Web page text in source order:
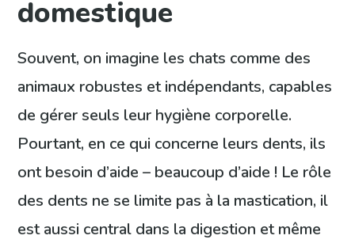
domestique
Souvent, on imagine les chats comme des
animaux robustes et indépendants, capables
de gérer seuls leur hygiène corporelle.
Pourtant, en ce qui concerne leurs dents, ils
ont besoin d’aide – beaucoup d’aide ! Le rôle
des dents ne se limite pas à la mastication, il
est aussi central dans la digestion et même